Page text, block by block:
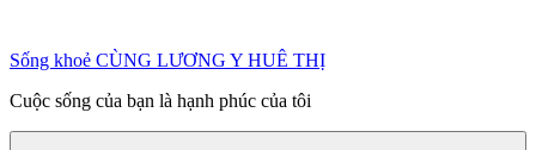
phần
dung
Sống khoẻ CÙNG LƯƠNG Y HUÊ THỊ
Cuộc sống của bạn là hạnh phúc của tôi